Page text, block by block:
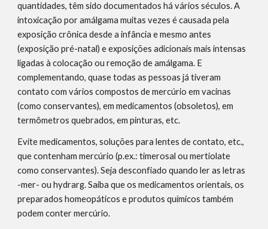
quantidades, têm sido documentados há vários séculos. A
intoxicação por amálgama muitas vezes é causada pela
exposição crônica desde a infância e mesmo antes
(exposição pré-natal) e exposições adicionais mais intensas
ligadas à colocação ou remoção de amálgama. E
complementando, quase todas as pessoas já tiveram
contato com vários compostos de mercúrio em vacinas
(como conservantes), em medicamentos (obsoletos), em
termômetros quebrados, em pinturas, etc.
Evite medicamentos, soluções para lentes de contato, etc.,
que contenham mercúrio (p.ex.: timerosal ou mertiolate
como conservantes). Seja desconfiado quando ler as letras
-mer- ou hydrarg. Saiba que os medicamentos orientais, os
preparados homeopáticos e produtos químicos também
podem conter mercúrio.